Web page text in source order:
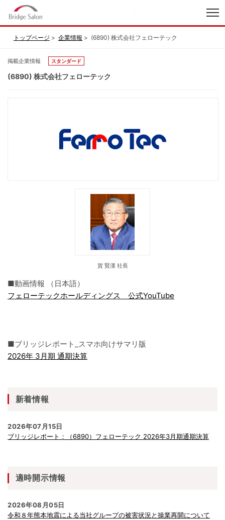
トップページ 企業情報 (6890) 株式会社フェローテック
掲載企業情報 スタンダード
(6890) 株式会社フェローテック
賀 賢漢 社長
■動画情報 （日本語）
フェローテックホールディングス 公式YouTube
■ブリッジレポート_スマホ向けサマリ版
2026年 3月期 通期決算
新着情報
2026年07月15日
ブリッジレポート：（6890）フェローテック 2026年3月期通期決算
適時開示情報
2026年08月05日
令和８年熊本地震による当社グループの被害状況と操業再開について